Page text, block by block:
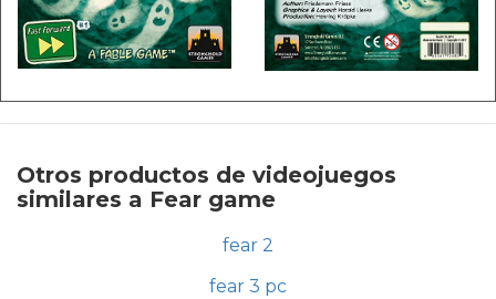
Otros productos de videojuegos
similares a Fear game
fear 2
fear 3 pc